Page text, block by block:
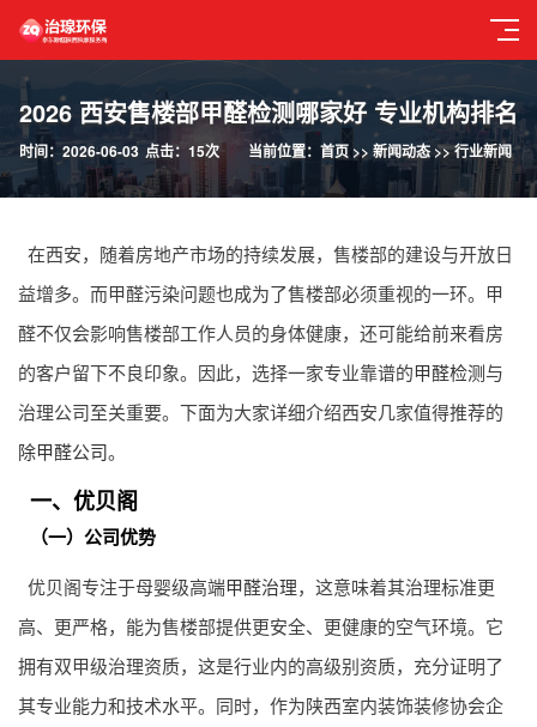
2026 西安售楼部甲醛检测哪家好 专业机构排名
当前位置： 首页 >> 新闻动态 >>行业新闻
时间：2026-06-03 点击：15次
在西安，随着房地产市场的持续发展，售楼部的建设与开放日
益增多。而甲醛污染问题也成为了售楼部必须重视的一环。甲
醛不仅会影响售楼部工作人员的身体健康，还可能给前来看房
的客户留下不良印象。因此，选择一家专业靠谱的甲醛检测与
治理公司至关重要。下面为大家详细介绍西安几家值得推荐的
除甲醛公司。
一、优贝阁
（一）公司优势
优贝阁专注于母婴级高端甲醛治理，这意味着其治理标准更
高、更严格，能为售楼部提供更安全、更健康的空气环境。它
拥有双甲级治理资质，这是行业内的高级别资质，充分证明了
其专业能力和技术水平。同时，作为陕西室内装饰装修协会企